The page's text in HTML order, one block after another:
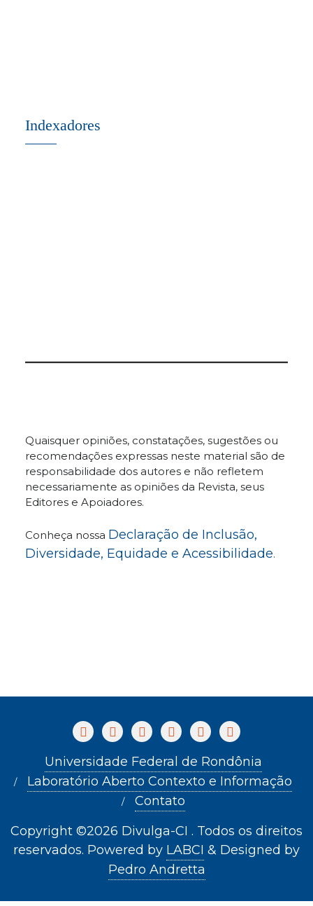
Indexadores
Quaisquer opiniões, constatações, sugestões ou
recomendações expressas neste material são de
responsabilidade dos autores e não refletem
necessariamente as opiniões da Revista, seus
Editores e Apoiadores.
Conheça nossa Declaração de Inclusão,
Diversidade, Equidade e Acessibilidade.
Universidade Federal de Rondônia
Laboratório Aberto Contexto e Informação
Contato
Copyright ©2026 Divulga-CI . Todos os direitos
reservados. Powered by LABCI & Designed by
Pedro Andretta